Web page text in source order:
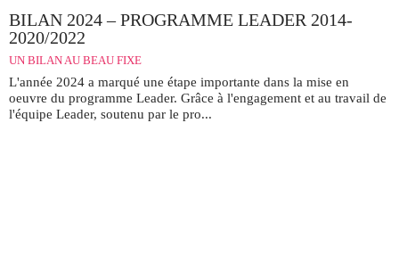
BILAN 2024 – PROGRAMME LEADER 2014-
2020/2022
UN BILAN AU BEAU FIXE
L'année 2024 a marqué une étape importante dans la mise en
oeuvre du programme Leader. Grâce à l'engagement et au travail de
l'équipe Leader, soutenu par le pro...